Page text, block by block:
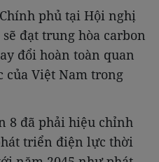
phủ tại Hội nghị
đạt trung hòa carbon
đổi hoàn toàn quan
Việt Nam trong
8 đã phải hiệu chỉnh
triển điện lực thời